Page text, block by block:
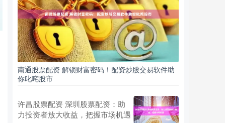
南通股票配资 解锁财富密码！配资炒股交易软件助
你叱咤股市
许昌股票配资 深圳股票配资：助
力投资者放大收益，把握市场机遇